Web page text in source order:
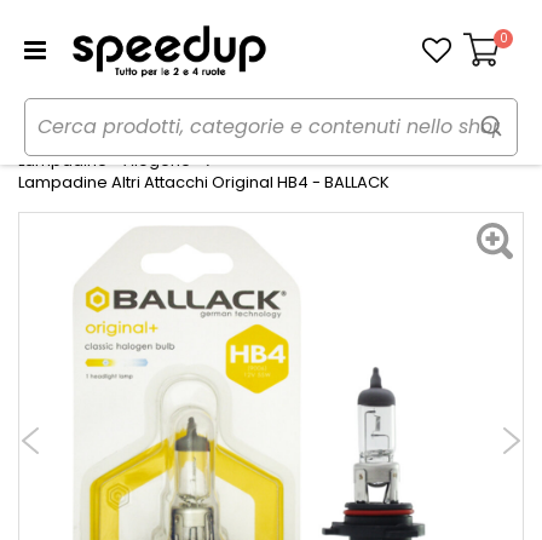
Carrello
0
Home Auto
Illuminazione
Lampadine - Alogene
Lampadine Altri Attacchi Original HB4 - BALLACK